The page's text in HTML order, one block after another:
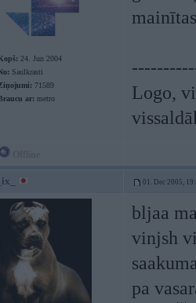
24. Jun 2004
Saulkrasti
71589
ar: metro
Logo,
_ix_ 01. Dec 2005,
bljaa
vinjsh
pa